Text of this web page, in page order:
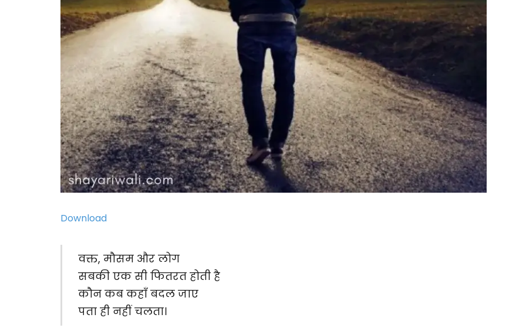
Download
वक्त, मौसम और लोग
सबकी एक सी फितरत होती है
कौन कब कहाँ बदल जाए
पता ही नहीं चलता।